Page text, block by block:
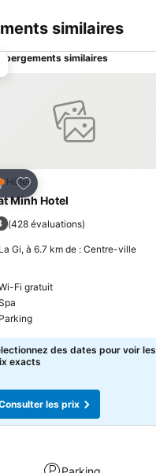
similaires
similaires
Ajouter à mes favoris
Hôtel
Minh Hotel
(428 évaluations)
La Gi, à 6.7 km de : Centre-ville
Fi gratuit
Parking
des dates pour voir les
exacts
les prix